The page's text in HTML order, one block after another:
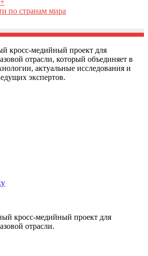
по странам мира
кросс-медийный проект для
отрасли, который объединяет в
актуальные исследования и
экспертов.
кросс-медийный проект для
отрасли.